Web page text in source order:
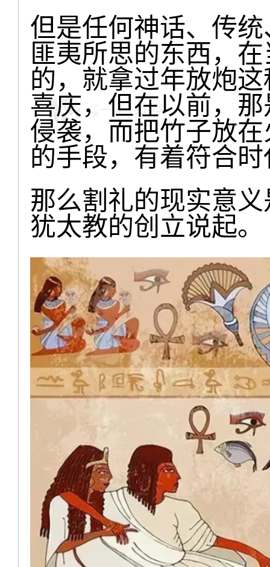
但是任何神话、传
匪夷所思的东西，
的，就拿过年放炮
喜庆，但在以前，
侵袭，而把竹子放
的手段，有着符合
那么割礼的现实意
犹太教的创立说起。